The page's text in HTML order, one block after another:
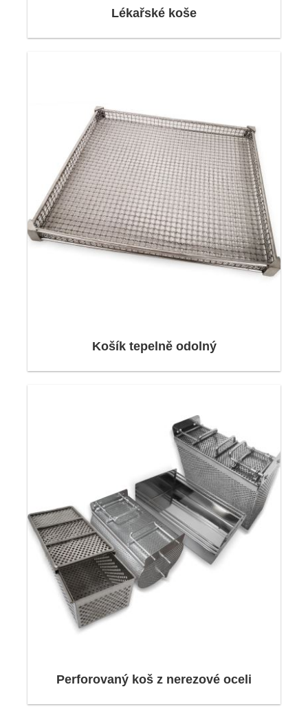
různých materiálů jako je dřevo, karton, látka,
plast a mnoho dalších. Vaše objednávky budou
zabaleny do europalet nebo dřevěných krabic.
Náklad:
zvládáme i ty největší logistické výzvy.
Rádi převezmeme kompletní logistické odbavení
vnitrostátní i mezinárodní přepravy (od kusových
zásilek až po těžké náklady) a jednáme vždy
rychle, flexibilně a spolehlivě - i při časově
kritických nebo neobvyklých požadavcích.
Většina zásilek je prováděna incoterms
CPT/DAP. Ty již zahrnují náklady na vývoz,
Návrh a konstrukce drátěných
Lékařské koše
Košík tepelně odolný
Perforovaný koš z nerezové oceli